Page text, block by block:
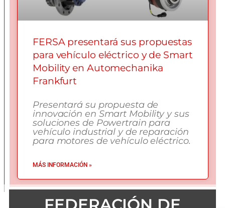
FERSA presentará sus propuestas
para vehículo eléctrico y de Smart
Mobility en Automechanika
Frankfurt
Presentará su propuesta de
innovación en Smart Mobility y sus
soluciones de Powertrain para
vehículo industrial y de reparación
para motores de vehículo eléctrico.
MÁS INFORMACIÓN »